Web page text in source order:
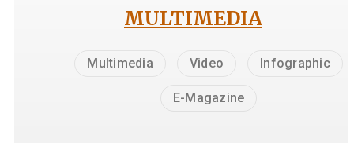
MULTIMEDIA
Multimedia Video Infographic
E-Magazine